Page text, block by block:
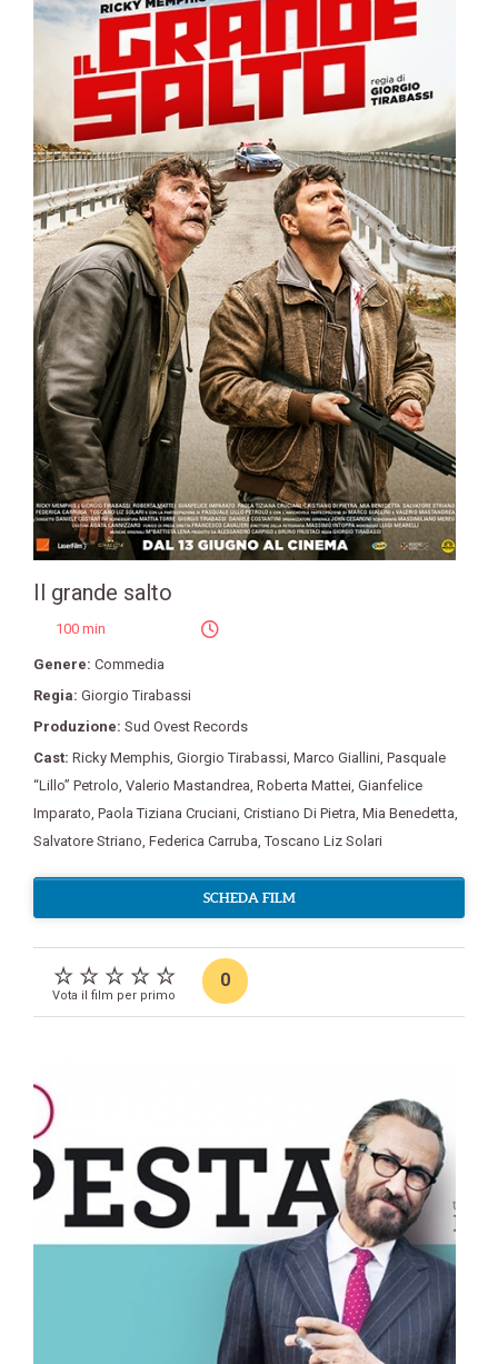
Il grande salto
100 min
Genere: Commedia
Regia: Giorgio Tirabassi
Produzione: Sud Ovest Records
Cast: Ricky Memphis, Giorgio Tirabassi, Marco Giallini, Pasquale
“Lillo” Petrolo, Valerio Mastandrea, Roberta Mattei, Gianfelice
Imparato, Paola Tiziana Cruciani, Cristiano Di Pietra, Mia Benedetta,
Salvatore Striano, Federica Carruba,Toscano Liz Solari
SCHEDA FILM
Vota il film per primo
0